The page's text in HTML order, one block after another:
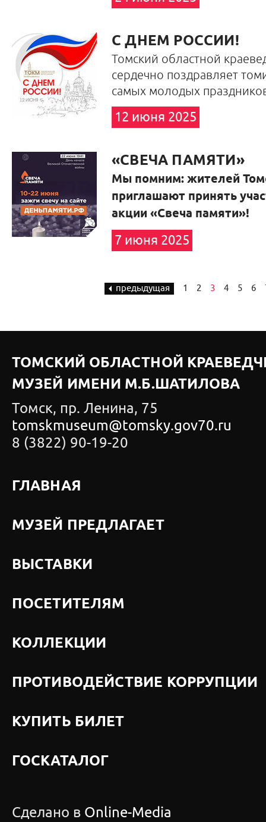
С ДНЕМ РОССИИ!
Томский областной
сердечно поздравляет
самых молодых
12 июня 2025
«СВЕЧА ПАМЯТИ»
Мы помним: жителей
приглашают принять
акции «Свеча памяти»!
7 июня 2025
предыдущая 1 2 3 4 5 6
ТОМСКИЙ ОБЛАСТНОЙ
МУЗЕЙ ИМЕНИ М.Б.ШАТИЛОВА
Томск, пр. Ленина, 75
tomskmuseum@tomsky.gov70.ru
8 (3822) 90-19-20
ГЛАВНАЯ
МУЗЕЙ ПРЕДЛАГАЕТ
ВЫСТАВКИ
ПОСЕТИТЕЛЯМ
КОЛЛЕКЦИИ
ПРОТИВОДЕЙСТВИЕ КОРРУПЦИИ
КУПИТЬ БИЛЕТ
ГОСКАТАЛОГ
Сделано в Online-Media